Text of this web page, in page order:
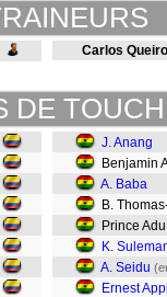
Carlos
DE
J. Anang
Benjamin
A. Baba
B.
Prince
K.
A. Seidu
Ernest